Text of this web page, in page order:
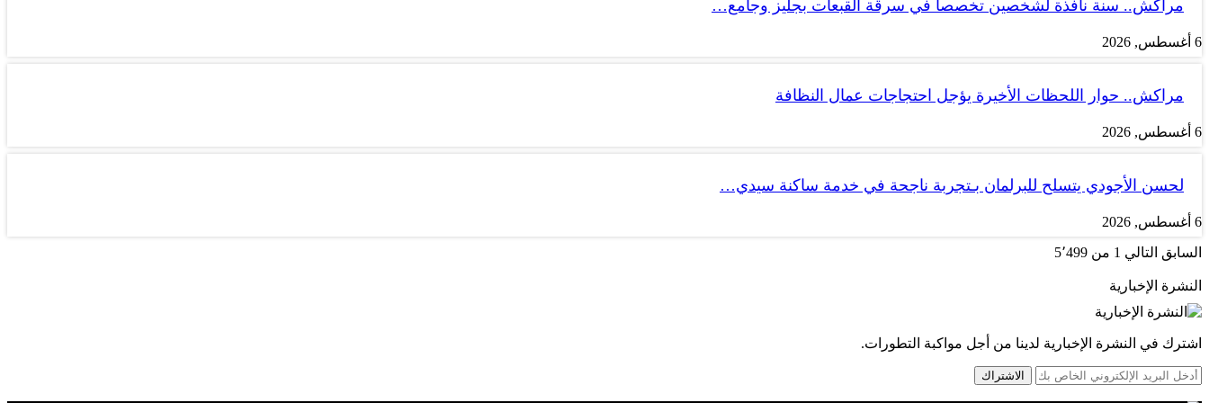
مراكش.. سنة نافذة لشخصين تخصصا في سرقة القبعات بجليز وجامع…
6 أغسطس, 2026
مراكش.. حوار اللحظات الأخيرة يؤجل احتجاجات عمال النظافة
6 أغسطس, 2026
لحسن الأجودي يتسلح للبرلمان بـتجربة ناجحة في خدمة ساكنة سيدي…
6 أغسطس, 2026
السابق التالي 1 من 5٬499
النشرة الإخبارية
اشترك في النشرة الإخبارية لدينا من أجل مواكبة التطورات.
الاشتراك